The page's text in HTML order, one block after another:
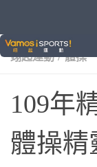
VAMOS自製節目
翊起運動 / 體操
109年
體操精